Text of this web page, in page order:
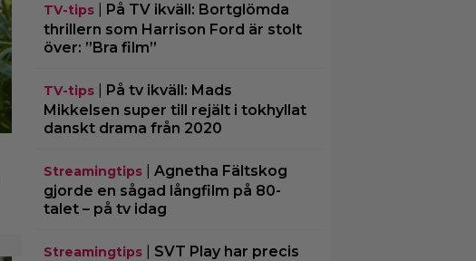
TV-tips| På TV ikväll: Bortglömda
thrillern som Harrison Ford är stolt
över: ”Bra film”
TV-tips| På tv ikväll: Mads
Mikkelsen super till rejält i tokhyllat
danskt drama från 2020
Streamingtips| Agnetha Fältskog
gjorde en sågad långfilm på 80-
talet – på tv idag
Streamingtips| SVT Play har precis